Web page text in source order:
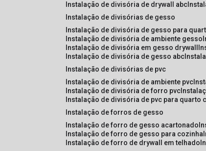
instalação de divisória de drywall abc
instalação de divisórias de gesso
instalação de divisória de gesso para
instalação de divisória de ambiente gesso
instalação de divisória em gesso drywall
instalação de divisória de gesso abc
instalação de divisórias de pvc
instalação de divisória de ambiente pvc
instalação de divisória de forro pvc
instalação de divisória de pvc para quarto
instalação de forros de gesso
instalação de forro de gesso acartonado
instalação de forro de gesso para cozinha
instalação de forro de drywall em telhado